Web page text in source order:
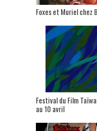
Foxes et Muriel chez
Festival du Film
au 10 avril